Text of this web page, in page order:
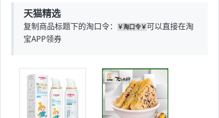
天猫精选
复制商品标题下的淘口令： ￥淘口令￥可以直接在淘
宝APP领券